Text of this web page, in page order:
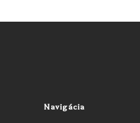
Navigácia